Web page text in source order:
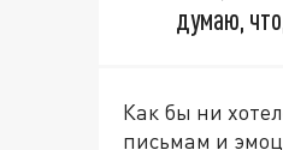
думаю,
Как бы ни
письмам и